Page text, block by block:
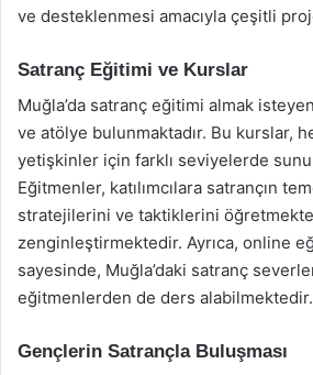
ve desteklenmesi amacıyla çeşitli
Satranç Eğitimi ve Kurslar
Muğla’da satranç eğitimi almak
ve atölye bulunmaktadır. Bu kurslar,
yetişkinler için farklı seviyelerde
Eğitmenler, katılımcılara satrançın
stratejilerini ve taktiklerini
zenginleştirmektedir. Ayrıca, online
sayesinde, Muğla’daki satranç
eğitmenlerden de ders alabilmektedir.
Gençlerin Satrançla Buluşması